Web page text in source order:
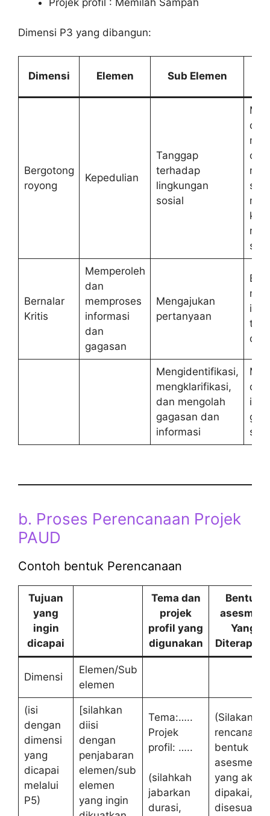
Dimensi P3 yang dibangun:
Dimensi Elemen Sub Elemen
Bergotong
royong
Kepedulian
Tanggap
terhadap
lingkungan
sosial
dan
Bernalar
Kritis
Memperoleh
dan
memproses
informasi
dan
gagasan
Mengajukan
pertanyaan
Mengidentifikasi,
mengklarifikasi,
dan mengolah
gagasan dan
informasi
b. Proses Perencanaan Projek
PAUD
Contoh bentuk Perencanaan
Tujuan
yang
ingin
dicapai
Tema dan
projek
profil yang
digunakan
Bentuk
asesmen
Yang
Dimensi
Elemen/Sub
elemen
(isi
dengan
dimensi
yang
dicapai
melalui
P5)
[silahkan
diisi
dengan
penjabaran
elemen/sub
elemen
yang ingin
Tema:…..
Projek
profil: …..
(silahkah
jabarkan
durasi,
(Silakan
bentuk
asesmen
yang akan
dipakai,